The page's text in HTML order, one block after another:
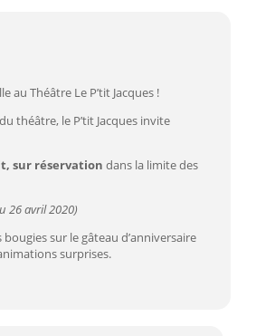
au Théâtre Le P’tit Jacques !
théâtre, le P’tit Jacques invite
sur réservation dans la limite des
26 avril 2020)
sur le gâteau d’anniversaire
surprises.